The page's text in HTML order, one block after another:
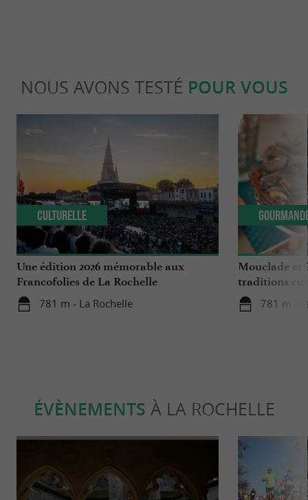
NOUS AVONS TESTÉ POUR VOUS
Une édition 2026 mémorable aux
Francofolies de La Rochelle
781 m - La Rochelle
Culturelle
Mouclade et
traditions
en
781 m -
ÉVÈNEMENTS À LA ROCHELLE